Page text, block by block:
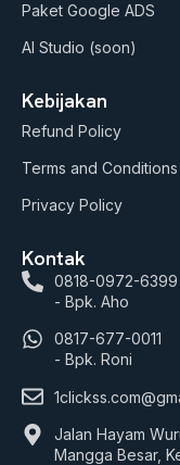
Paket Google ADS
AI Studio (soon)
Kebijakan
Refund Policy
Terms and Conditions
Privacy Policy
Kontak
0818-0972-6399
- Bpk. Aho
0817-677-0011
- Bpk. Roni
Jalan Hayam
Mangga Besar,